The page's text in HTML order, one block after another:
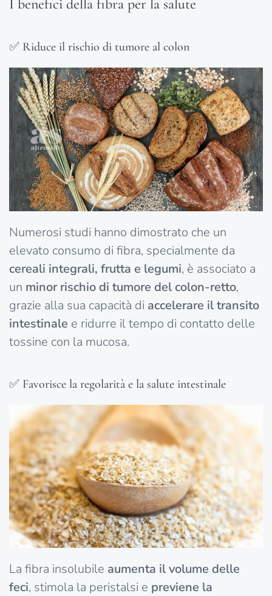
I benefici della fibra per la salute
✅ Riduce il rischio di tumore al colon
Numerosi studi hanno dimostrato che un
elevato consumo di fibra, specialmente da
cereali integrali, frutta e legumi, è associato a
un minor rischio di tumore del colon-retto,
grazie alla sua capacità di accelerare il transito
intestinale e ridurre il tempo di contatto delle
tossine con la mucosa.
✅ Favorisce la regolarità e la salute intestinale
La fibra insolubile aumenta il volume delle
feci, stimola la peristalsi e previene la